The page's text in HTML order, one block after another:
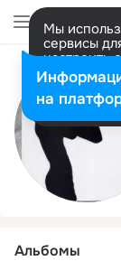
Мы
сервисы
настроить
Альбомы
на